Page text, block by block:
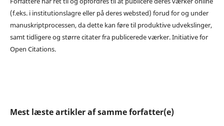
(f.eks. i institutionslagre eller på deres websted) forud for og under
manuskriptprocessen, da dette kan føre til produktive udvekslinger,
samt tidligere og større citater fra publicerede værker. Initiative for
Open Citations.
Mest læste artikler af samme forfatter(e)